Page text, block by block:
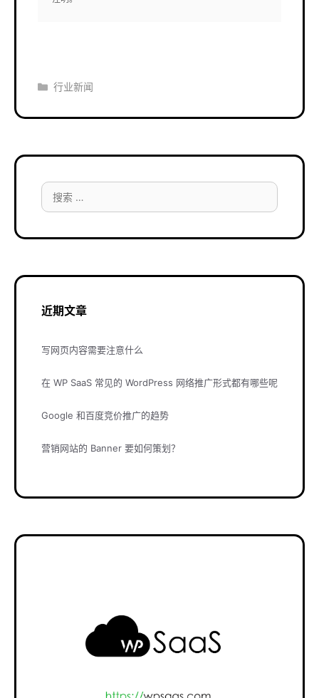
分
行业新闻
搜
索：
近期文章
写网页内容需要注意什么
在 WP SaaS 常见的 WordPress 网络推广形式都有哪些呢
Google 和百度竞价推广的趋势
营销网站的 Banner 要如何策划？